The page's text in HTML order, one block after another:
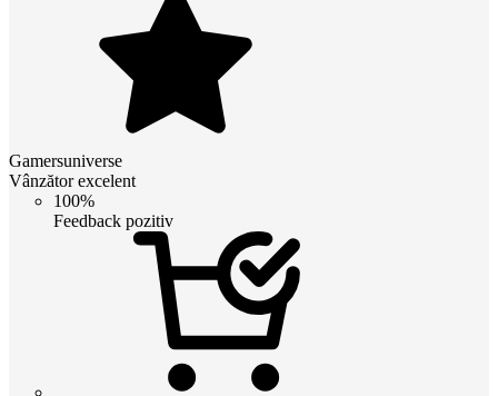
Gamersuniverse
Vânzător excelent
100%
Feedback pozitiv